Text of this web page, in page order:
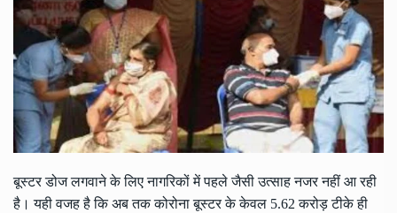
बूस्टर डोज लगवाने के लिए नागरिकों में पहले जैसी उत्साह नजर नहीं आ रही
है। यही वजह है कि अब तक कोरोना बूस्टर के केवल 5.62 करोड़ टीके ही